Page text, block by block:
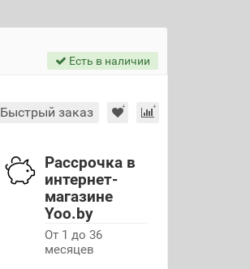
Есть в наличии
Быстрый заказ
Рассрочка в
интернет-
магазине
Yoo.by
От 1 до 36
месяцев